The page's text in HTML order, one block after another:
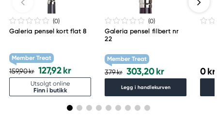
(0)
Galeria pensel kort flat 8
Member Treat
159,90 kr 127,92 kr
Utsolgt online
Finn i butikk
(0)
Galeria pensel filbert nr
22
Member Treat
379 kr 303,20 kr
Legg i handlekurven
0 kr